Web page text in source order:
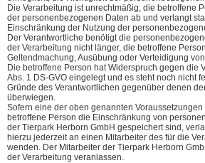
Die Verarbeitung ist unrechtmäßig, die betroffene
der personenbezogenen Daten ab und verlangt
Einschränkung der Nutzung der
Der Verantwortliche benötigt die
der Verarbeitung nicht länger, die betroffene
Geltendmachung, Ausübung oder Verteidigung
Die betroffene Person hat Widerspruch gegen die
Abs. 1 DS-GVO eingelegt und es steht noch nicht
Gründe des Verantwortlichen gegenüber denen
überwiegen.
Sofern eine der oben genannten
betroffene Person die Einschränkung von
der Tierpark Herborn GmbH gespeichert sind,
hierzu jederzeit an einen Mitarbeiter des für die
wenden. Der Mitarbeiter der Tierpark Herborn
der Verarbeitung veranlassen.